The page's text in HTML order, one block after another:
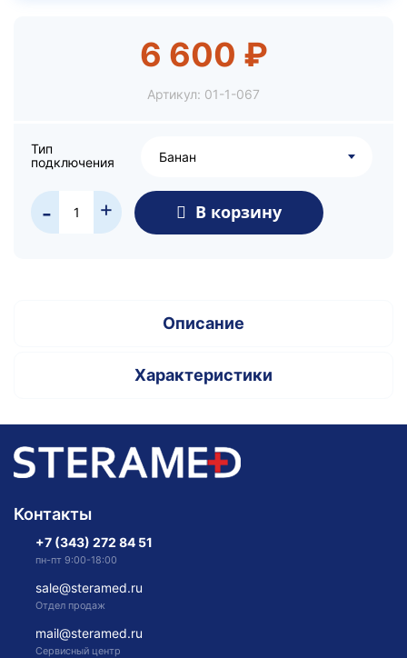
6 600 ₽
Артикул: 01-1-067
Тип
подключения
Банан
- + В корзину
Описание
Характеристики
Контакты
+7 (343) 272 84 51
пн-пт 9:00-18:00
sale@steramed.ru
Отдел продаж
mail@steramed.ru
Сервисный центр